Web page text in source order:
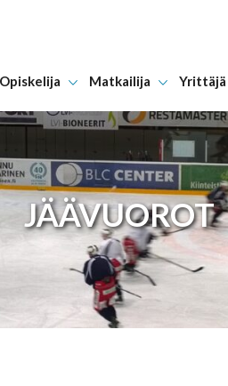
Hyppää sisältöön
Opiskelija Matkailija Yrittäjä
JÄÄVUOROT